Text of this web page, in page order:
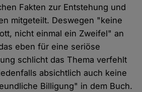
Fakten zur Entstehung und
mitgeteilt. Deswegen "keine
nicht einmal ein Zweifel" an
eben für eine seriöse
schlicht das Thema verfehlt
absichtlich auch keine
Billigung" in dem Buch.